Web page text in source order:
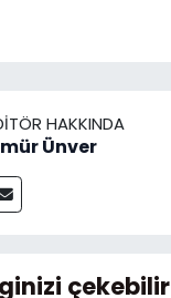
HAKKINDA
Ünver
çekebilir